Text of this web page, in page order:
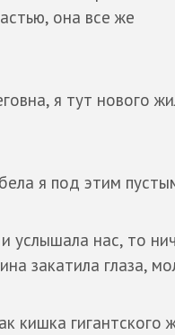
она все же
я тут нового
я под этим
услышала нас, то
закатила глаза,
кишка гигантского